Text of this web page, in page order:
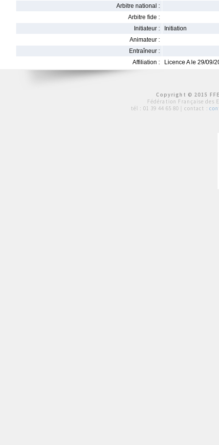
Arbitre national :
Arbitre fide :
Initiateur :
Initiation
Animateur :
Entraîneur :
Affiliation :
Licence A le 29/09/
Copyright © 2015
Fédération Française des
tél : 01 39 44 65 80 | contact :